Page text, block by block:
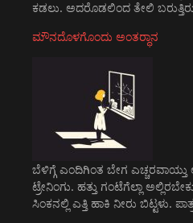
ಕಡಲು. ಅದರೊಡಲಿಂದ ತೇಲಿ
ಮೌನದೊಳಗೊಂದು ಅಂತರ್‍ಧಾನ
ಬೆಳಿಗ್ಗೆ ಎಂದಿಗಿಂತ ಬೇಗ ಎಚ್ಚರವಾಯ್ತು
ಟ್ರೇನಿಂಗು. ಹತ್ತು ಗಂಟೆಗೆಲ್ಲಾ
ಸಿಂಕನಲ್ಲಿ ಎತ್ತಿ ಹಾಕಿ ನೀರು ಬಿಟ್ಟಳು.